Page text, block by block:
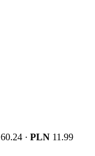
60.24 · PLN 11.99